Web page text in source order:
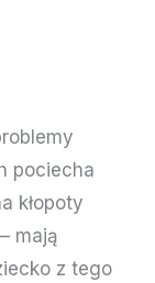
pociecha
kłopoty
mają
z tego